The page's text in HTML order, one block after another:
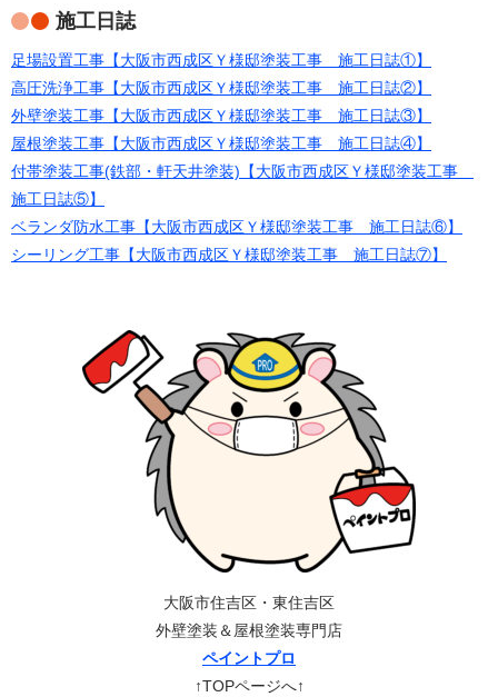
施工日誌
足場設置工事【大阪市西成区Ｙ様邸塗装工事 施工日誌①】
高圧洗浄工事【大阪市西成区Ｙ様邸塗装工事 施工日誌②】
外壁塗装工事【大阪市西成区Ｙ様邸塗装工事 施工日誌③】
屋根塗装工事【大阪市西成区Ｙ様邸塗装工事 施工日誌④】
付帯塗装工事(鉄部・軒天井塗装)【大阪市西成区Ｙ様邸塗装工事
施工日誌⑤】
ベランダ防水工事【大阪市西成区Ｙ様邸塗装工事 施工日誌⑥】
シーリング工事【大阪市西成区Ｙ様邸塗装工事 施工日誌⑦】
大阪市住吉区・東住吉区
外壁塗装＆屋根塗装専門店
ペイントプロ
↑TOPページへ↑